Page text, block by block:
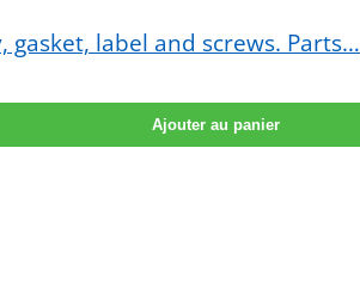
label and screws. Parts…
Ajouter au panier